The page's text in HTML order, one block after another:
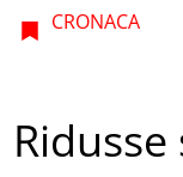
CRONACA